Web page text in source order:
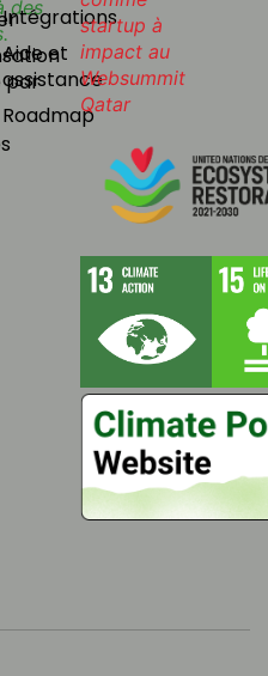
par
Intégrations
Aide et
assistance
Roadmap